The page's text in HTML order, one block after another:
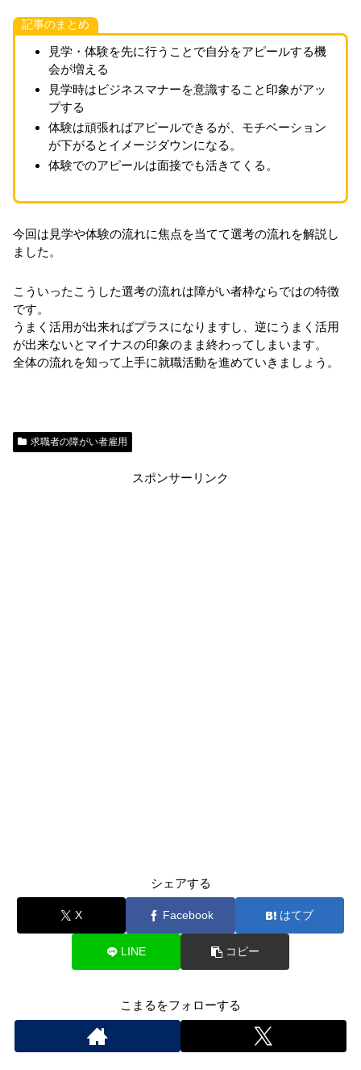
記事のまとめ
見学・体験を先に行うことで自分をアピールする機
会が増える
見学時はビジネスマナーを意識すること印象がアッ
プする
体験は頑張ればアピールできるが、モチベーション
が下がるとイメージダウンになる。
体験でのアピールは面接でも活きてくる。
今回は見学や体験の流れに焦点を当てて選考の流れを解説し
ました。
こういったこうした選考の流れは障がい者枠ならではの特徴
です。
うまく活用が出来ればプラスになりますし、逆にうまく活用
が出来ないとマイナスの印象のまま終わってしまいます。
全体の流れを知って上手に就職活動を進めていきましょう。
求職者の障がい者雇用
スポンサーリンク
シェアする
X Facebook はてブ
LINE コピー
こまるをフォローする